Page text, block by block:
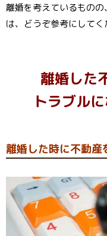
離婚を考えているもの
は、どうぞ参考にしてく
離婚した
トラブル
離婚した時に不動産